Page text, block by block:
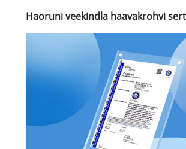
Haoruni veekindla haavakrohvi